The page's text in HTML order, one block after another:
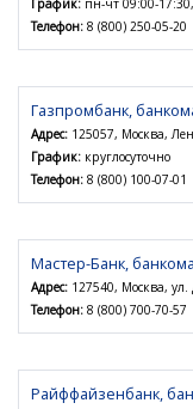
График: пн-чт 09:00-
Телефон: 8 (800) 250-05-20
Газпромбанк,
Адрес: 125057, Москва,
График: круглосуточно
Телефон: 8 (800) 100-07-01
Мастер-Банк,
Адрес: 127540, Москва,
Телефон: 8 (800) 700-70-57
Райффайзенбанк,